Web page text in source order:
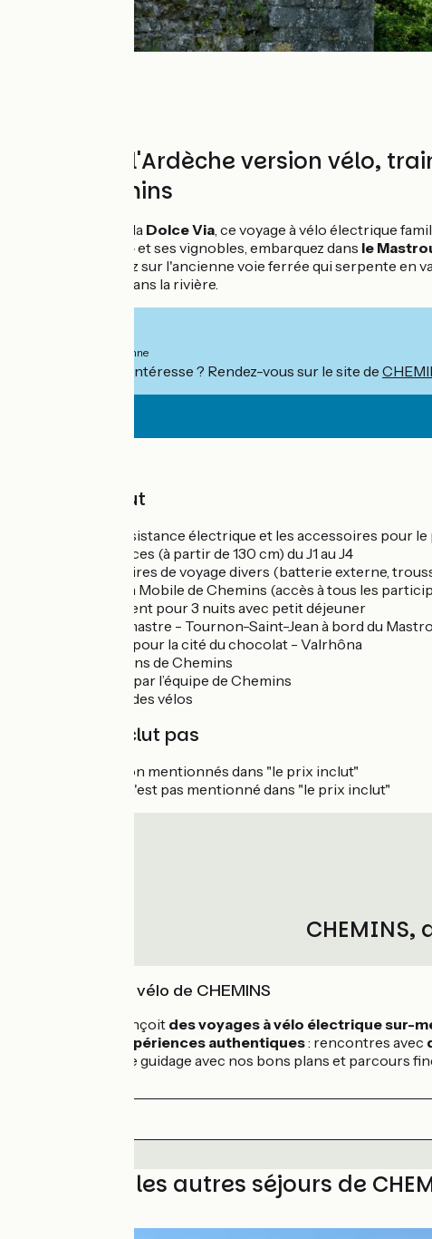
Dolce Via, l'Ardèche version vélo,
avec Chemins
à la Dolce Via , ce voyage à vélo électrique
Tain-l'Hermitageet ses vignobles, embarquez dans le
Doux. Puis pédalez sur l'ancienne voie ferrée qui serpente en
rafraîchissantes dans la rivière.
par personne
Ce séjour vous intéresse ? Rendez-vous sur le site de
Le prix inclut
Les vélos assistance électrique et les accessoires pour
24 et 26 pouces (à partir de 130 cm) du J1 au J4
Les accessoires de voyage divers (batterie externe,
L'application Mobile de Chemins (accès à tous les
L’hébergement pour 3 nuits avec petit déjeuner
Le trajet Lamastre - Tournon-Saint-Jean à bord du
Les entrées pour la cité du chocolat - Valrhôna
Les bons plans de Chemins
L’assistance par l’équipe de Chemins
L’assurance des vélos
Le prix n'inclut pas
Les repas non mentionnés dans "le prix inclut"
Tout ce qui n'est pas mentionné dans "le prix inclut"
L'expertise vélo de CHEMINS
CHEMINS conçoit des voyages à vélo électrique sur-
créer des expériences authentiques: rencontres avec
application de guidage avec nos bons plans et parcours
Découvrez les autres séjours de